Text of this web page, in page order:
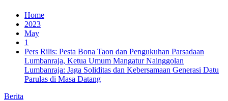
Home
2023
May
1
Pers Rilis: Pesta Bona Taon dan Pengukuhan Parsadaan
Lumbanraja, Ketua Umum Mangatur Nainggolan
Lumbanraja: Jaga Soliditas dan Kebersamaan Generasi Datu
Parulas di Masa Datang
Berita